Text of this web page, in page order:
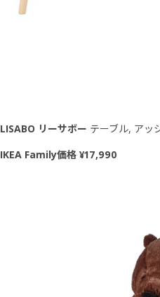
LISABO リーサボー テーブル, アッ
IKEA Family価格 ¥17,990